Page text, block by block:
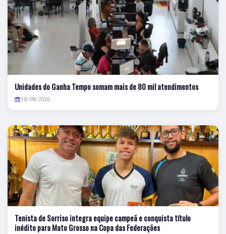
Unidades do Ganha Tempo somam mais de 80 mil atendimentos
10/08/2026
Tenista de Sorriso integra equipe campeã e conquista título
inédito para Mato Grosso na Copa das Federações